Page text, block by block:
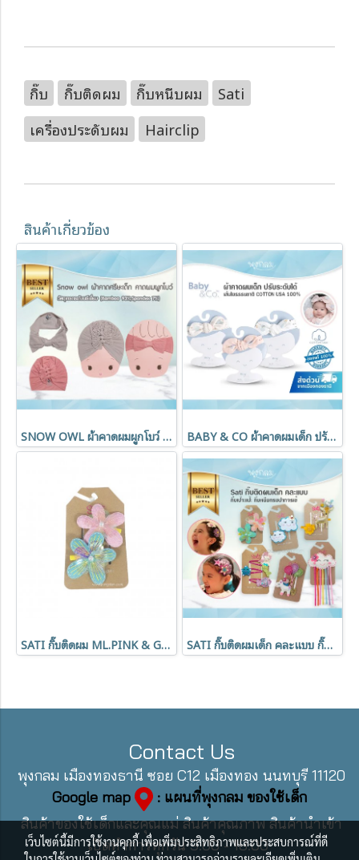
กิ๊บ กิ๊บติดผม กิ๊บหนีบผม
Sati
เครื่องประดับผม
Hairclip
สินค้าเกี่ยวข้อง
SNOW OWL ผ้าคาดผมผูกโบว์ คาดผมเด็ก ผ้าโพกศรีษะ วัสดุระดับพรีเมี่ยม BABY & CO ผ้าคาดผมเด็ก ปรับระดับได้ เส้นใยธรรมชาติ COTTON USA 100%
SATI กิ๊บติดผม ML.PINK & GREEN FLOWERS SATI กิ๊บติดผมเด็ก คละแบบ กิ๊ปเป๊าะแป๊ะ กิ๊บหนีบทรงปากจรเข้
Contact Us
พุงกลม เมืองทองธานี ซอย C12 เมืองทอง นนทบุรี 11120
Google map
: แผนที่พุงกลม ของใช้เด็ก
สินค้าของใช้เด็กและคุณแม่ สินค้าคุณภาพ สินค้านำเข้า
เปิดทำการทุกวัน 9:00 - 18:00
เว็บไซต์นี้มีการใช้งานคุกกี้ เพื่อเพิ่มประสิทธิภาพและประสบการณ์ที่ดี